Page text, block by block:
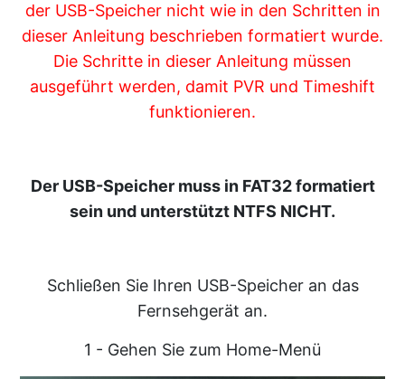
der USB-Speicher nicht wie in den Schritten in
dieser Anleitung beschrieben formatiert wurde.
Die Schritte in dieser Anleitung müssen
ausgeführt werden, damit PVR und Timeshift
funktionieren.
Der USB-Speicher muss in FAT32 formatiert
sein und unterstützt NTFS NICHT.
Schließen Sie Ihren USB-Speicher an das
Fernsehgerät an.
1 - Gehen Sie zum Home-Menü